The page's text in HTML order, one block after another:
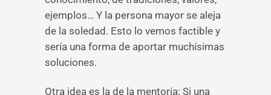
ejemplos… Y la persona mayor se aleja
de la soledad. Esto lo vemos factible y
sería una forma de aportar muchísimas
soluciones.
Otra idea es la de la mentoría: Si una